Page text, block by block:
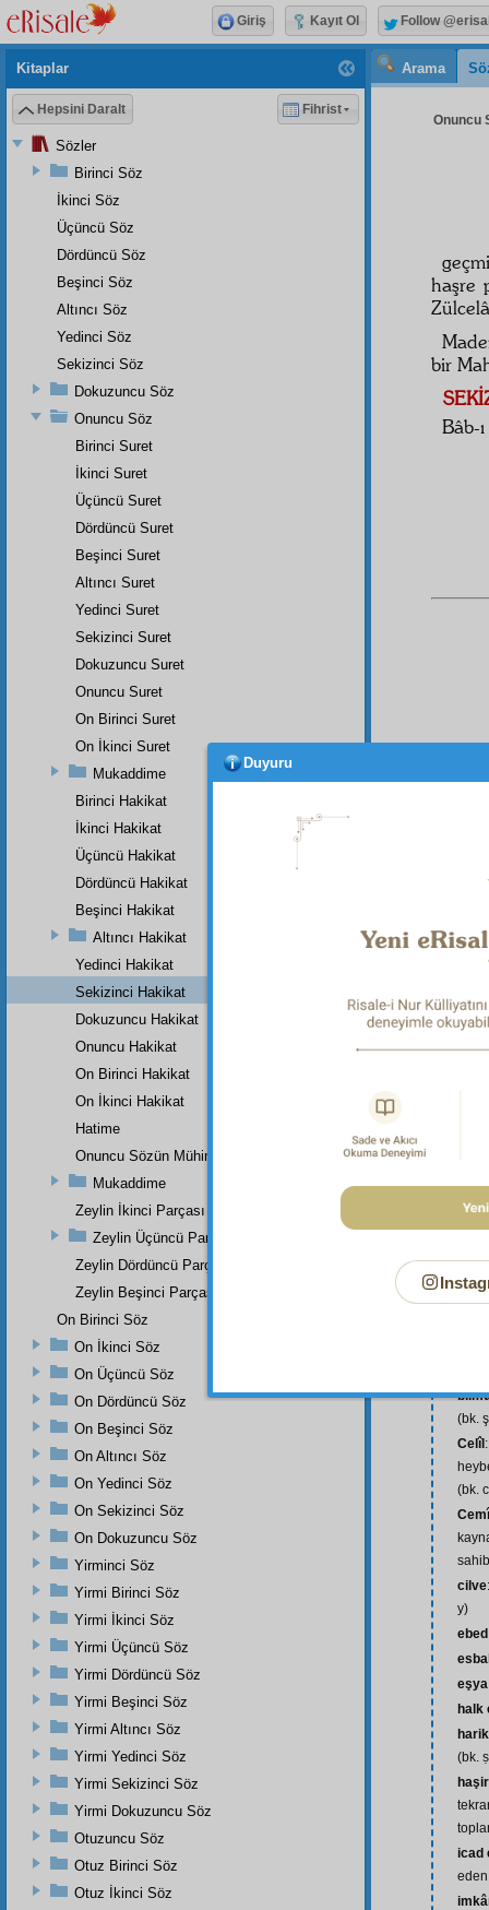
Arama
Onuncu
haşre
bir
Bâb-ı
âciz:
(bk.
Celîl
(bk.
cilve
y)
ebed
eşya
halk
(bk.
haşir
icad
Kitaplar
Hepsini Daralt Fihrist
Sözler
Birinci Söz
İkinci Söz
Üçüncü Söz
Dördüncü Söz
Beşinci Söz
Altıncı Söz
Yedinci Söz
Sekizinci Söz
Dokuzuncu Söz
Onuncu Söz
Birinci Suret
İkinci Suret
Üçüncü Suret
Dördüncü Suret
Beşinci Suret
Altıncı Suret
Yedinci Suret
Sekizinci Suret
Dokuzuncu Suret
Onuncu Suret
On Birinci Suret
On İkinci Suret
Mukaddime
Birinci Hakikat
İkinci Hakikat
Üçüncü Hakikat
Dördüncü Hakikat
Beşinci Hakikat
Altıncı Hakikat
Yedinci Hakikat
Sekizinci Hakikat
Dokuzuncu Hakikat
Onuncu Hakikat
On Birinci Hakikat
On İkinci Hakikat
Hatime
Onuncu Sözün Mühim Bir Zeyli Ve Lâhikasının Birinci Parçası
Mukaddime
Zeylin İkinci Parçası
Zeylin Üçüncü Parçası
Zeylin Dördüncü Parçası
Zeylin Beşinci Parçası
On Birinci Söz
On İkinci Söz
On Üçüncü Söz
On Dördüncü Söz
On Beşinci Söz
On Altıncı Söz
On Yedinci Söz
On Sekizinci Söz
On Dokuzuncu Söz
Yirminci Söz
Yirmi Birinci Söz
Yirmi İkinci Söz
Yirmi Üçüncü Söz
Yirmi Dördüncü Söz
Yirmi Beşinci Söz
Yirmi Altıncı Söz
Yirmi Yedinci Söz
Yirmi Sekizinci Söz
Yirmi Dokuzuncu Söz
Otuzuncu Söz
Otuz Birinci Söz
Otuz İkinci Söz
Giriş Kayıt Ol Follow
Duyuru